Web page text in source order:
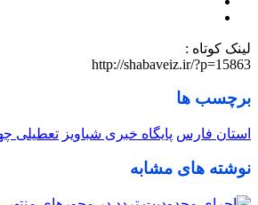
لینک کوتاه :
http://shabaveiz.ir/?p=15863
برچسب ها
استان فارس پایگاه خبری شباویز تعطیلی
نوشته های مشابه